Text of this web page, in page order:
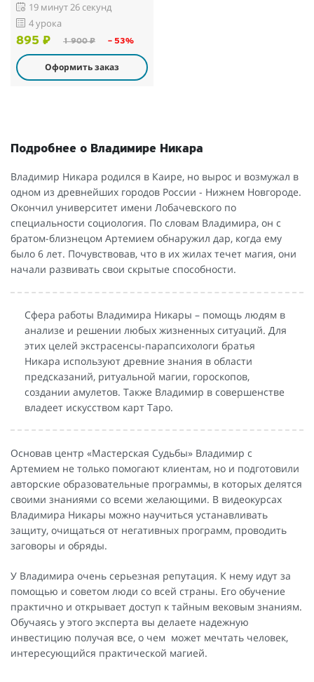
19 минут 26 секунд
4 урока
895 ₽ 1 900 ₽ – 53%
Оформить заказ
Подробнее о Владимире Никара
Владимир Никара родился в Каире, но вырос и возмужал в
одном из древнейших городов России - Нижнем Новгороде.
Окончил университет имени Лобачевского по
специальности социология. По словам Владимира, он с
братом-близнецом Артемием обнаружил дар, когда ему
было 6 лет. Почувствовав, что в их жилах течет магия, они
начали развивать свои скрытые способности.
Сфера работы Владимира Никары – помощь людям в
анализе и решении любых жизненных ситуаций. Для
этих целей экстрасенсы-парапсихологи братья
Никара используют древние знания в области
предсказаний, ритуальной магии, гороскопов,
создании амулетов. Также Владимир в совершенстве
владеет искусством карт Таро.
Основав центр «Мастерская Судьбы» Владимир с
Артемием не только помогают клиентам, но и подготовили
авторские образовательные программы, в которых делятся
своими знаниями со всеми желающими. В видеокурсах
Владимира Никары можно научиться устанавливать
защиту, очищаться от негативных программ, проводить
заговоры и обряды.
У Владимира очень серьезная репутация. К нему идут за
помощью и советом люди со всей страны. Его обучение
практично и открывает доступ к тайным вековым знаниям.
Обучаясь у этого эксперта вы делаете надежную
инвестицию получая все, о чем может мечтать человек,
интересующийся практической магией.